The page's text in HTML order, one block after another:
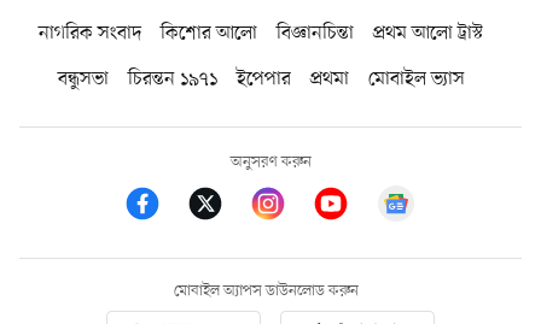
নাগরিক সংবাদ কিশোর আলো বিজ্ঞানচিন্তা
প্রথম আলো ট্রাস্ট
বন্ধুসভা
চিরন্তন ১৯৭১ ইপেপার প্রথমা মোবাইল ভ্যাস
অনুসরণ করুন
মোবাইল অ্যাপস ডাউনলোড করুন